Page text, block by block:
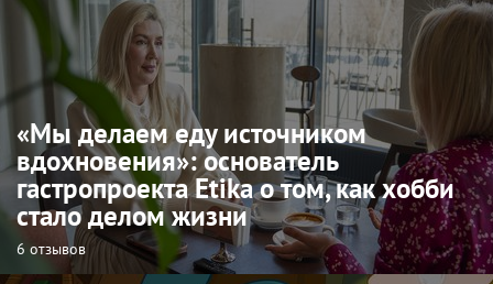
«Мы делаем еду источником
вдохновения»: основатель
гастропроекта Etika о том, как хобби
стало делом жизни
6 отзывов